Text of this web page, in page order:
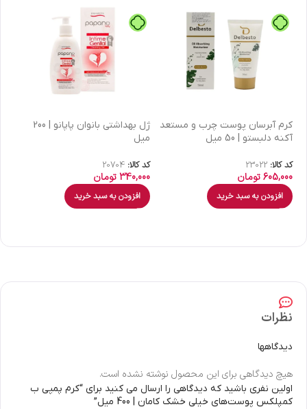
كرم آبرسان پوست چرب و مستعد
آکنه دلبستو | 50 میل
کد کالا: 23022
605,000تومان
افزودن به سبد خرید
ژل بهداشتی بانوان پاپانو | 200
میل
کد کالا: 20704
340,000تومان
افزودن به سبد خرید
نظرات
دیدگاهها
هیچ دیدگاهی برای این محصول نوشته نشده است.
اولین نفری باشید که دیدگاهی را ارسال می کنید برای “کرم پمپی ب
کمپلکس پوست‌های خیلی خشک کامان | 400 میل”